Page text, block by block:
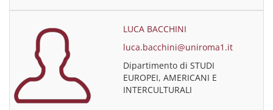
LUCA BACCHINI
luca.bacchini@uniroma1.it
Dipartimento di STUDI
EUROPEI, AMERICANI E
INTERCULTURALI